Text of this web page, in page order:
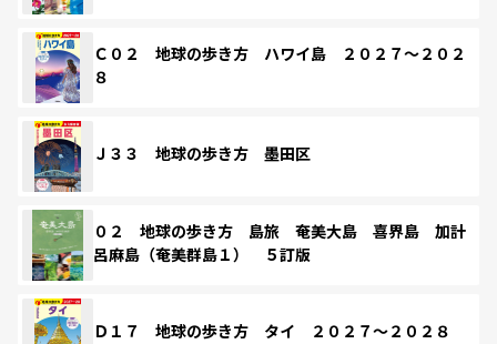
Ｃ０２ 地球の歩き方 ハワイ島 ２０２７～２０２
８
Ｊ３３ 地球の歩き方 墨田区
０２ 地球の歩き方 島旅 奄美大島 喜界島 加計
呂麻島（奄美群島１） ５訂版
Ｄ１７ 地球の歩き方 タイ ２０２７～２０２８